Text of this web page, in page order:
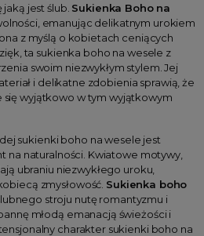
jest ślub. Sukienka Boho na
emanując delikatnym urokiem
z myślą o kobietach ceniących
ta sukienka boho na wesele z
swoim niezwykłym stylem. Jej
i delikatne zdobienia sprawią, że
się wyjątkowo w tym wyjątkowym
sukienki boho na wesele jest
na naturalności. Kwiatowe motywy,
ubraniu niezwykłego uroku,
zmysłowość. Sukienka boho
stroju nutę romantyzmu i
młodą emanacją świeżości i
charakter sukienki boho na